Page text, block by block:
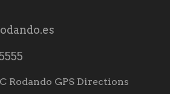
Rodando GPS Directions